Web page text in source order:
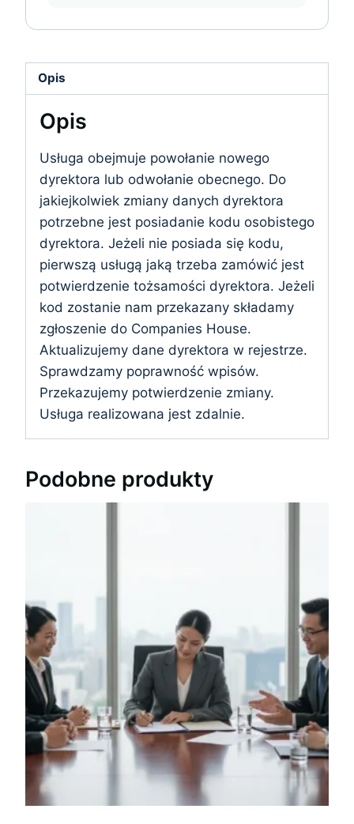
Opis
Opis
Usługa obejmuje powołanie nowego
dyrektora lub odwołanie obecnego. Do
jakiejkolwiek zmiany danych dyrektora
potrzebne jest posiadanie kodu osobistego
dyrektora. Jeżeli nie posiada się kodu,
pierwszą usługą jaką trzeba zamówić jest
potwierdzenie tożsamości dyrektora. Jeżeli
kod zostanie nam przekazany składamy
zgłoszenie do Companies House.
Aktualizujemy dane dyrektora w rejestrze.
Sprawdzamy poprawność wpisów.
Przekazujemy potwierdzenie zmiany.
Usługa realizowana jest zdalnie.
Podobne produkty